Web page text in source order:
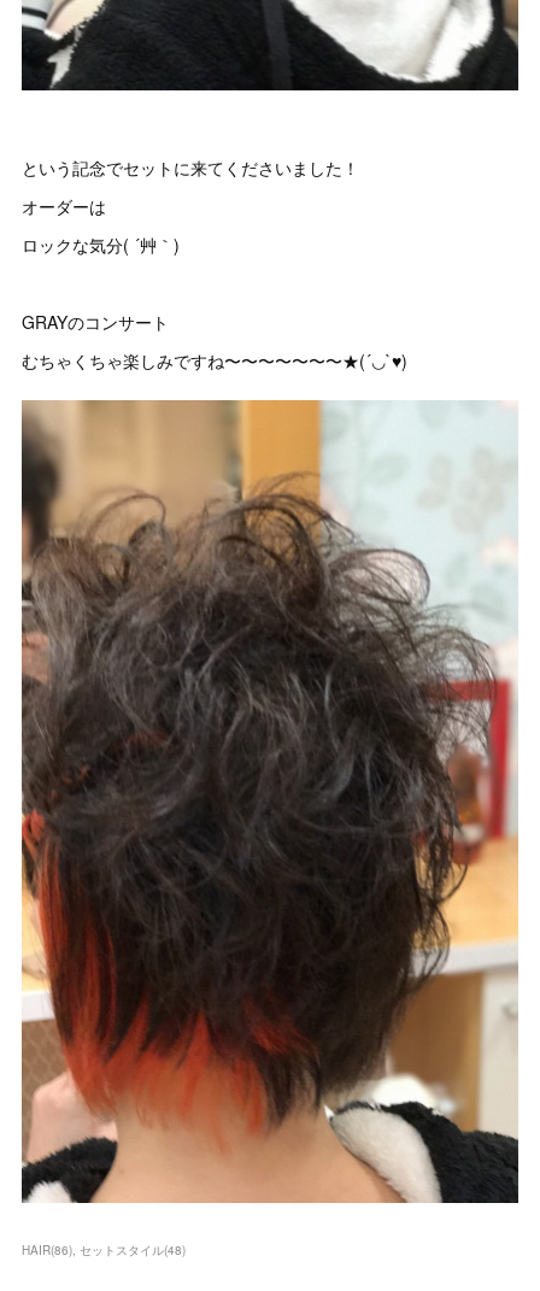
という記念でセットに来てくださいました！
オーダーは
ロックな気分( ´艸｀)
GRAYのコンサート
むちゃくちゃ楽しみですね〜〜〜〜〜〜〜★(´◡`♥)
HAIR(86) セットスタイル(48)